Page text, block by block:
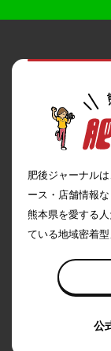
肥後ジャーナル
ース・店舗情報
熊本県を愛する
ている地域密着型
公